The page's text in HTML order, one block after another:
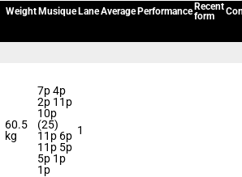
Weight Musique LaneAverage Performance Recent
form
60.5
kg
7p 4p
2p 11p
10p
(25)
11p 6p
11p 5p
5p 1p
1p
1